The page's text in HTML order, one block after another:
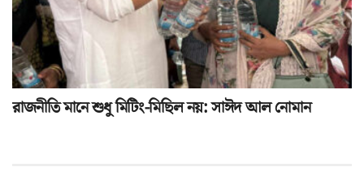
রাজনীতি মানে শুধু মিটিং-মিছিল নয়: সাঈদ আল নোমান